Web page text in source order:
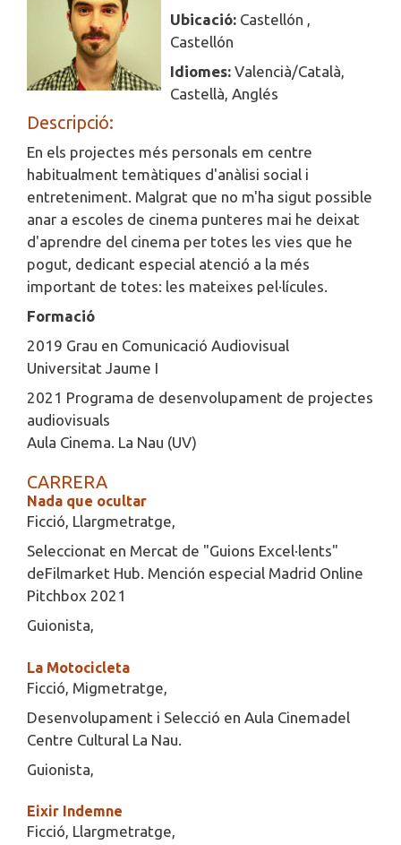
Ubicació: Castellón ,
Castellón
Idiomes: Valencià/Català,
Castellà, Anglés
Descripció:
En els projectes més personals em centre
habitualment temàtiques d'anàlisi social i
entreteniment. Malgrat que no m'ha sigut possible
anar a escoles de cinema punteres mai he deixat
d'aprendre del cinema per totes les vies que he
pogut, dedicant especial atenció a la més
important de totes: les mateixes pel·lícules.
Formació
2019 Grau en Comunicació Audiovisual
Universitat Jaume I
2021 Programa de desenvolupament de projectes
audiovisuals
Aula Cinema. La Nau (UV)
CARRERA
Nada que ocultar
Ficció, Llargmetratge,
Seleccionat en Mercat de "Guions Excel·lents"
deFilmarket Hub. Mención especial Madrid Online
Pitchbox 2021
Guionista,
La Motocicleta
Ficció, Migmetratge,
Desenvolupament i Selecció en Aula Cinemadel
Centre Cultural La Nau.
Guionista,
Eixir Indemne
Ficció, Llargmetratge,